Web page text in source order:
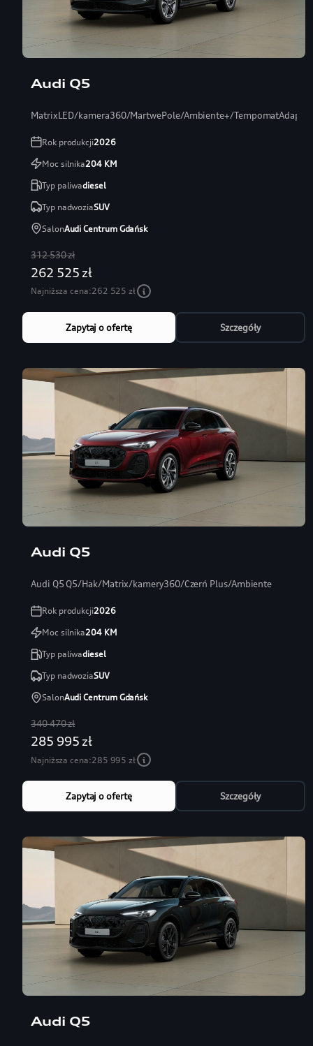
Audi Q5
MatrixLED/kamera360/MartwePole/Ambiente+/
Rok produkcji2026
Moc silnika204KM
Typ paliwadiesel
Typ nadwoziaSUV
SalonAudi Centrum Gdańsk
312 530 zł
262 525 zł
Najniższa cena:262 525 zł
Zapytaj o ofertę Szczegóły
Audi Q5
Audi Q5 Q5/Hak/Matrix/kamery360/Czerń Plus/Ambiente
Rok produkcji2026
Moc silnika204KM
Typ paliwadiesel
Typ nadwoziaSUV
SalonAudi Centrum Gdańsk
340 470 zł
285 995 zł
Najniższa cena:285 995 zł
Zapytaj o ofertę Szczegóły
Audi Q5